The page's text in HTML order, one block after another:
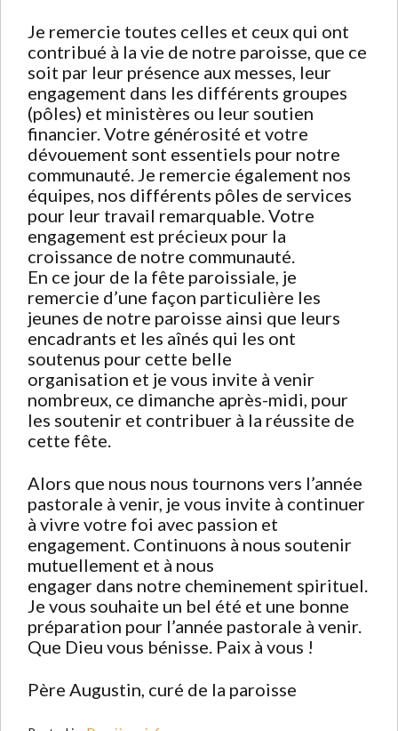
Je remercie toutes celles et ceux qui ont
contribué à la vie de notre paroisse, que ce
soit par leur présence aux messes, leur
engagement dans les différents groupes
(pôles) et ministères ou leur soutien
financier. Votre générosité et votre
dévouement sont essentiels pour notre
communauté. Je remercie également nos
équipes, nos différents pôles de services
pour leur travail remarquable. Votre
engagement est précieux pour la
croissance de notre communauté.
En ce jour de la fête paroissiale, je
remercie d’une façon particulière les
jeunes de notre paroisse ainsi que leurs
encadrants et les aînés qui les ont
soutenus pour cette belle
organisation et je vous invite à venir
nombreux, ce dimanche après-midi, pour
les soutenir et contribuer à la réussite de
cette fête.
Alors que nous nous tournons vers l’année
pastorale à venir, je vous invite à continuer
à vivre votre foi avec passion et
engagement. Continuons à nous soutenir
mutuellement et à nous
engager dans notre cheminement spirituel.
Je vous souhaite un bel été et une bonne
préparation pour l’année pastorale à venir.
Que Dieu vous bénisse. Paix à vous !
Père Augustin, curé de la paroisse